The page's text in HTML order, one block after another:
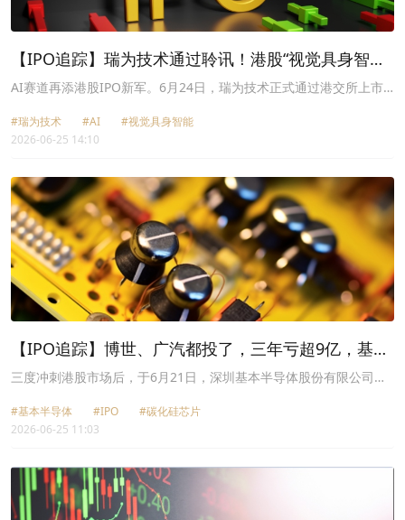
【IPO追踪】瑞为技术通过聆讯！港股“视觉具身智能
第一股”将至
AI赛道再添港股IPO新军。6月24日，瑞为技术正式通过港交所上市
牌，公司将成为港股“视觉具身智能”赛道的首家上市企业。
#瑞为技术 #AI
#视觉具身智能
2026-06-25 14:10
【IPO追踪】博世、广汽都投了，三年亏超9亿，基本
半导体通过聆讯
三度冲刺港股市场后，于6月21日，深圳基本半导体股份有限公司
18C特专科技通道登陆主板，联席保荐人为国金证券（香港）、中银
国际。
#基本半导体 #IPO
#碳化硅芯片
2026-06-25 11:03